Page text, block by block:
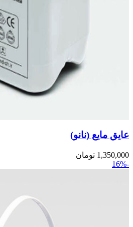
عایق مایع (نانو)
1,350,000 تومان
-16%